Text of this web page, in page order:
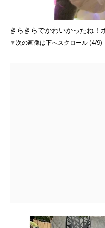
きらきらでかわいかったね！
▼次の画像は下へスクロール (4/9)